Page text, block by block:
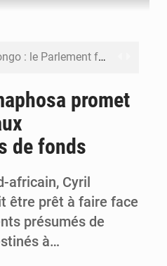
Congo : le Parlement formule 28 recommandations sur le Cadre budgétaire 2027-2029
promet
de fonds
africain, Cyril
être prêt à faire face
présumés de
à…